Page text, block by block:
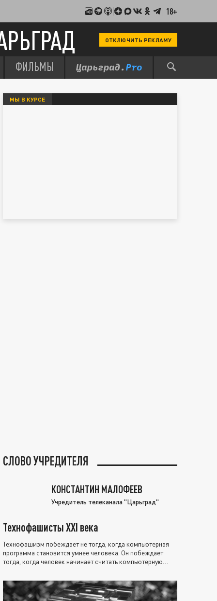
18+
ОТКЛЮЧИТЬ РЕКЛАМУ
ФИЛЬМЫ
МЫ В КУРСЕ
СЛОВО УЧРЕДИТЕЛЯ
КОНСТАНТИН МАЛОФЕЕВ
Учредитель телеканала "Царьград"
Технофашисты XXI века
Технофашизм побеждает не тогда, когда компьютерная
программа становится умнее человека. Он побеждает
тогда, когда человек начинает считать компьютерную